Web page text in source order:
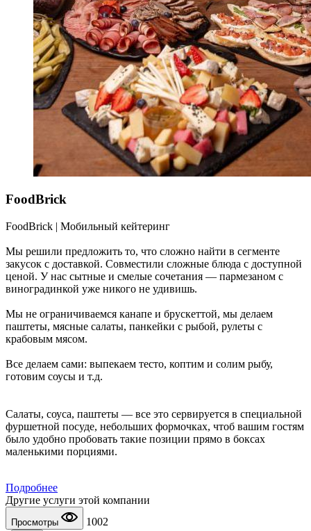
FoodBrick
FoodBrick | Мобильный кейтеринг
Мы решили предложить то, что сложно найти в сегменте
закусок с доставкой. Совместили сложные блюда с доступной
ценой. У нас сытные и смелые сочетания — пармезаном с
виноградинкой уже никого не удивишь.
Мы не ограничиваемся канапе и брускеттой, мы делаем
паштеты, мясные салаты, панкейки с рыбой, рулеты с
крабовым мясом.
Все делаем сами: выпекаем тесто, коптим и солим рыбу,
готовим соусы и т.д.
Салаты, соуса, паштеты — все это сервируется в специальной
фуршетной посуде, небольших формочках, чтоб вашим гостям
было удобно пробовать такие позиции прямо в боксах
маленькими порциями.
Подробнее
Другие услуги этой компании
Просмотры
1002